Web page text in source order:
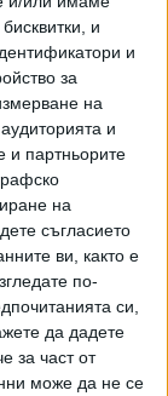
и
и
за
на
и
партньорите
на
съгласието
ви, както е
по-
си,
да дадете
за част от
може да не се
в Париж),
срещне със
повод своя
в
и 14
"Дефанс
не са
Дион.